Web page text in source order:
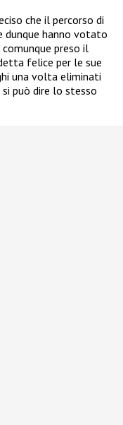
che il percorso di
dunque hanno votato
comunque preso il
felice per le sue
una volta eliminati
può dire lo stesso